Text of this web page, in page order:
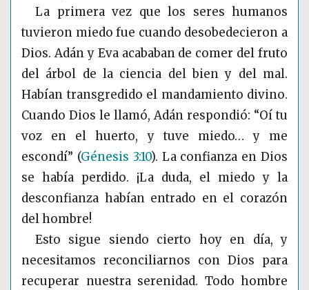
La primera vez que los seres humanos
tuvieron miedo fue cuando desobedecieron a
Dios. Adán y Eva acababan de comer del fruto
del árbol de la ciencia del bien y del mal.
Habían transgredido el mandamiento divino.
Cuando Dios le llamó, Adán respondió: “Oí tu
voz en el huerto, y tuve miedo… y me
escondí” (Génesis 3:10). La confianza en Dios
se había perdido. ¡La duda, el miedo y la
desconfianza habían entrado en el corazón
del hombre!
Esto sigue siendo cierto hoy en día, y
necesitamos reconciliarnos con Dios para
recuperar nuestra serenidad. Todo hombre